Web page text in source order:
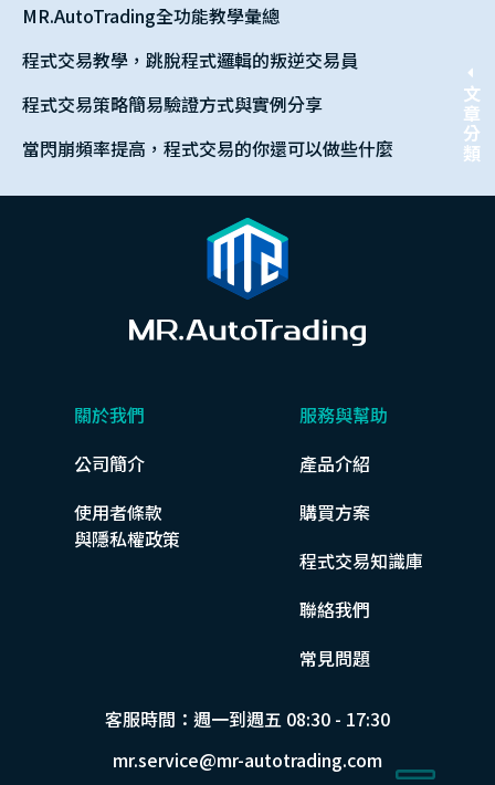
MR.AutoTrading全功能教學彙總
程式交易教學，跳脫程式邏輯的叛逆交易員
程式交易策略簡易驗證方式與實例分享
當閃崩頻率提高，程式交易的你還可以做些什麼
關於我們
公司簡介
使用者條款
與隱私權政策
服務與幫助
產品介紹
購買方案
程式交易知識庫
聯絡我們
常見問題
客服時間：週一到週五 08:30 - 17:30
mr.service@mr-autotrading.com
文章分類